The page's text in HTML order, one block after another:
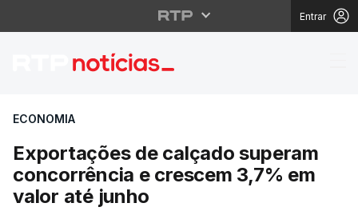
Entrar
Exportações de
ECONOMIA
Exportações de calçado superam
concorrência e crescem 3,7% em
valor até junho